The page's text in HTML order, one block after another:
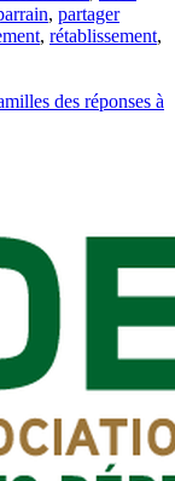
, partager
, rétablissement,
des réponses à